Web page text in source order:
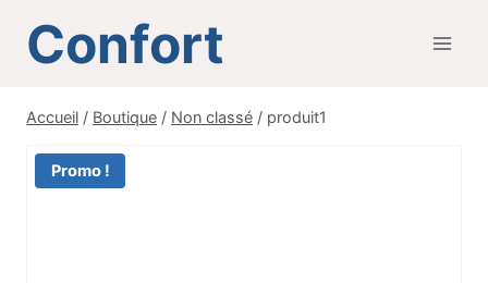
Confort
Accueil / Boutique / Non classé / produit1
Promo !